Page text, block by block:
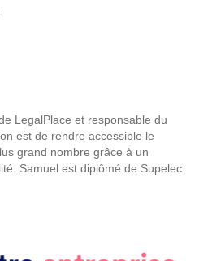
LegalPlace et responsable du
est de rendre accessible le
grand nombre grâce à un
Samuel est diplômé de Supelec